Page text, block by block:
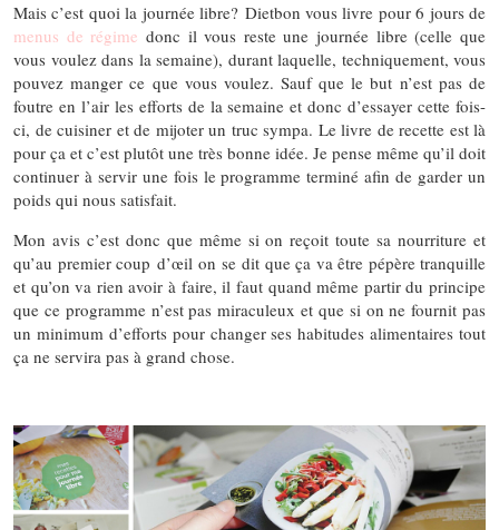
Mais c’est quoi la journée libre? Dietbon vous livre pour 6 jours de
menus de régime donc il vous reste une journée libre (celle que
vous voulez dans la semaine), durant laquelle, techniquement, vous
pouvez manger ce que vous voulez. Sauf que le but n’est pas de
foutre en l’air les efforts de la semaine et donc d’essayer cette fois-
ci, de cuisiner et de mijoter un truc sympa. Le livre de recette est là
pour ça et c’est plutôt une très bonne idée. Je pense même qu’il doit
continuer à servir une fois le programme terminé afin de garder un
poids qui nous satisfait.
Mon avis c’est donc que même si on reçoit toute sa nourriture et
qu’au premier coup d’œil on se dit que ça va être pépère tranquille
et qu’on va rien avoir à faire, il faut quand même partir du principe
que ce programme n’est pas miraculeux et que si on ne fournit pas
un minimum d’efforts pour changer ses habitudes alimentaires tout
ça ne servira pas à grand chose.